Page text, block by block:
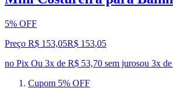
5% OFF
Preço R$ 153,05R$ 153,05
no Pix Ou 3x de R$ 53,70 sem jurosou 3x de
Cupom 5% OFF